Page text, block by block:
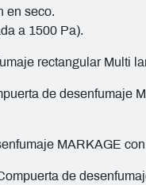
en seco.
a 1500 Pa).
rectangular Multi
de desenfumaje
MARKAGE
de